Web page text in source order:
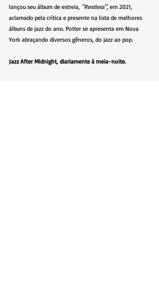
lançou seu álbum de estreia, "Restless", em 2021,
aclamado pela crítica e presente na lista de melhores
álbuns de jazz do ano. Potter se apresenta em Nova
York abraçando diversos gêneros, do jazz ao pop.
Jazz After Midnight, diariamente à meia-noite.